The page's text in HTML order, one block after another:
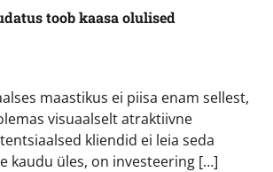
toob kaasa olulised
maastikus ei piisa enam sellest,
visuaalselt atraktiivne
kliendid ei leia seda
kaudu üles, on investeering […]